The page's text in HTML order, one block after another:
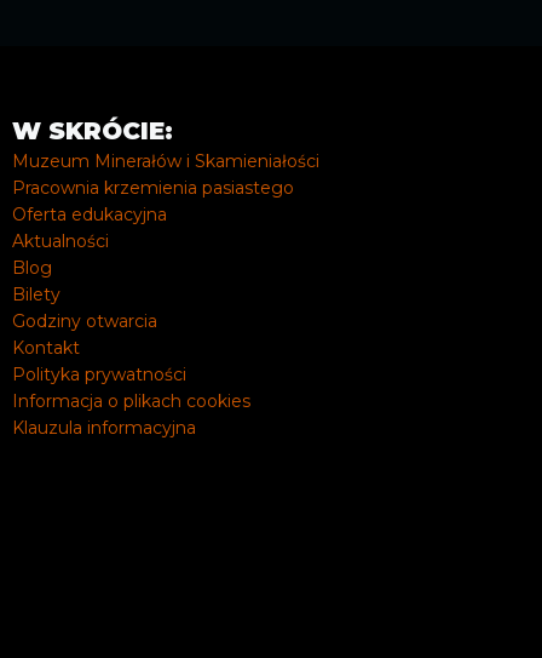
W SKRÓCIE:
Muzeum Minerałów i Skamieniałości
Pracownia krzemienia pasiastego
Oferta edukacyjna
Aktualności
Blog
Bilety
Godziny otwarcia
Kontakt
Polityka prywatności
Informacja o plikach cookies
Klauzula informacyjna